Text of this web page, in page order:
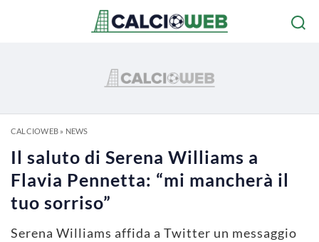
CALCIOWEB» NEWS
Il saluto di Serena Williams a
Flavia Pennetta: “mi mancherà il
tuo sorriso”
Serena Williams affida a Twitter un messaggio